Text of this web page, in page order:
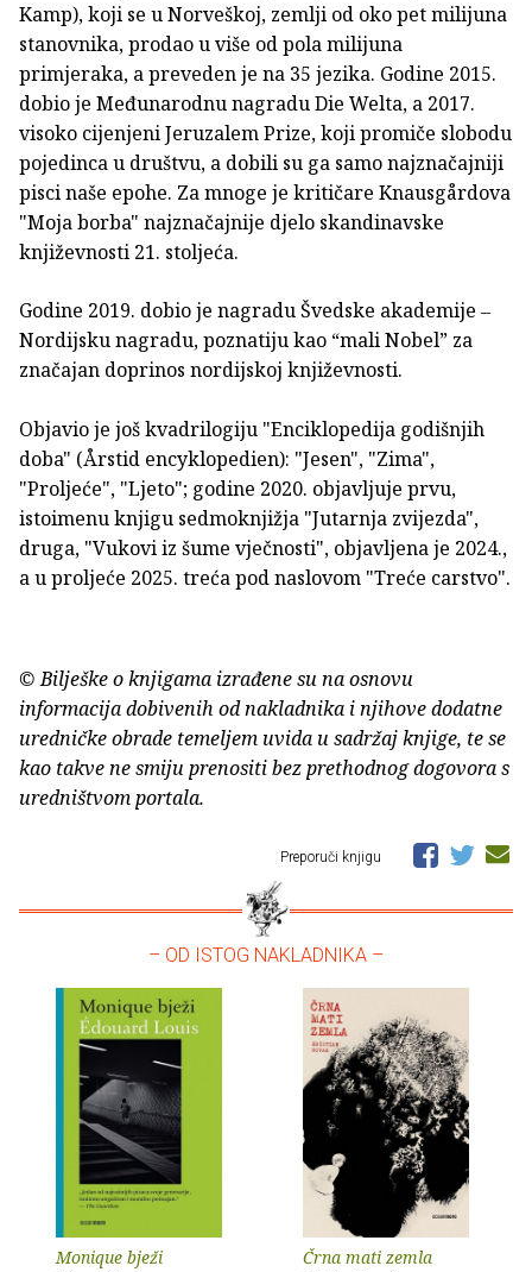
Kamp), koji se u Norveškoj, zemlji od oko pet milijuna
stanovnika, prodao u više od pola milijuna
primjeraka, a preveden je na 35 jezika. Godine 2015.
dobio je Međunarodnu nagradu Die Welta, a 2017.
visoko cijenjeni Jeruzalem Prize, koji promiče slobodu
pojedinca u društvu, a dobili su ga samo najznačajniji
pisci naše epohe. Za mnoge je kritičare Knausgårdova
"Moja borba" najznačajnije djelo skandinavske
književnosti 21. stoljeća.
Godine 2019. dobio je nagradu Švedske akademije ‒
Nordijsku nagradu, poznatiju kao “mali Nobel” za
značajan doprinos nordijskoj književnosti.
Objavio je još kvadrilogiju "Enciklopedija godišnjih
doba" (Årstid encyklopedien): "Jesen", "Zima",
"Proljeće", "Ljeto"; godine 2020. objavljuje prvu,
istoimenu knjigu sedmoknjižja "Jutarnja zvijezda",
druga, "Vukovi iz šume vječnosti", objavljena je 2024.,
a u proljeće 2025. treća pod naslovom "Treće carstvo".
© Bilješke o knjigama izrađene su na osnovu
informacija dobivenih od nakladnika i njihove dodatne
uredničke obrade temeljem uvida u sadržaj knjige, te se
kao takve ne smiju prenositi bez prethodnog dogovora s
uredništvom portala.
Preporuči knjigu
– OD ISTOG NAKLADNIKA –
Monique bježi Črna mati zemla